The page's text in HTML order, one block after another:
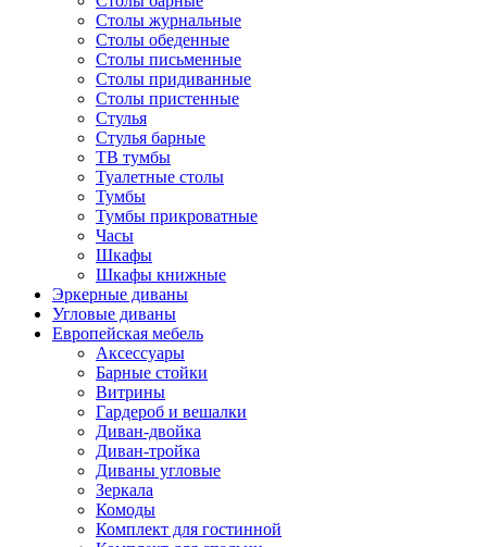
Столы журнальные
Столы обеденные
Столы письменные
Столы придиванные
Столы пристенные
Стулья
Стулья барные
ТВ тумбы
Туалетные столы
Тумбы
Тумбы прикроватные
Часы
Шкафы
Шкафы книжные
Эркерные диваны
Угловые диваны
Европейская мебель
Аксессуары
Барные стойки
Витрины
Гардероб и вешалки
Диван-двойка
Диван-тройка
Диваны угловые
Зеркала
Комоды
Комплект для гостинной